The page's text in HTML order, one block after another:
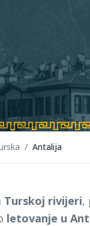
/ Antalija
Turskoj rivijeri,
letovanje u